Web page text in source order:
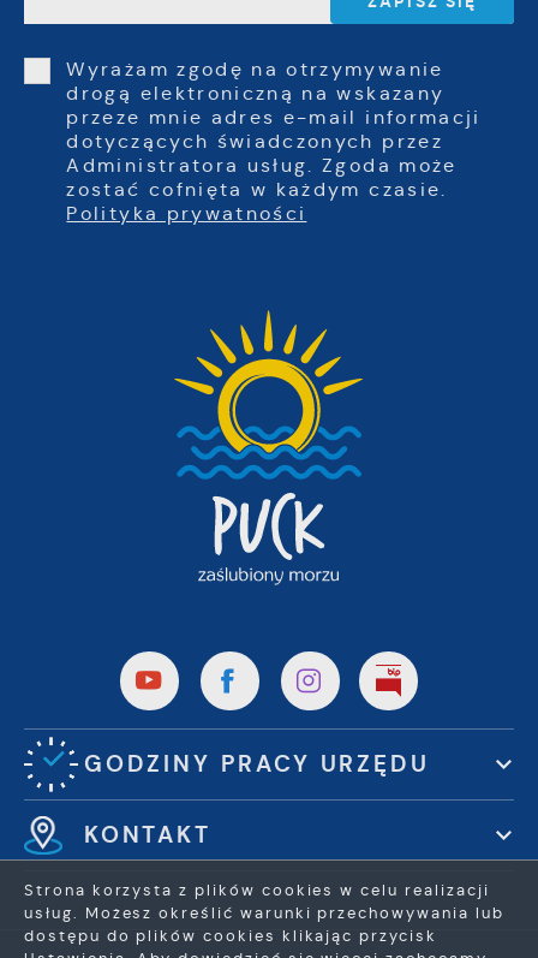
Wyrażam zgodę na otrzymywanie
drogą elektroniczną na wskazany
przeze mnie adres e-mail informacji
dotyczących świadczonych przez
Administratora usług. Zgoda może
zostać cofnięta w każdym czasie.
Polityka prywatności
GODZINY PRACY URZĘDU
KONTAKT
Strona korzysta z plików cookies w celu realizacji
usług. Możesz określić warunki przechowywania lub
dostępu do plików cookies klikając przycisk